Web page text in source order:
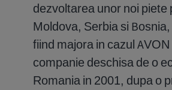
dezvoltarea unor noi piete
Moldova, Serbia si
fiind majora in cazul
companie deschisa de o
Romania in 2001, dupa o